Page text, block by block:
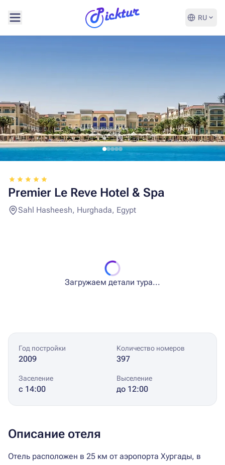
RU
Premier Le Reve Hotel & Spa
Sahl Hasheesh, Hurghada, Egypt
Загружаем детали тура...
Год постройки
2009
Количество номеров
397
Заселение
с 14:00
Выселение
до 12:00
Описание отеля
Отель расположен в 25 км от аэропорта Хургады, в